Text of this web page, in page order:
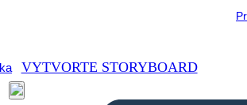
VYTVORTE STORYBOARD